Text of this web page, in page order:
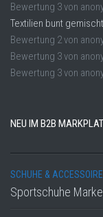
Bewertung 3von
Textilien bunt gemischt
Bewertung 2von
Bewertung 3von
Bewertung 3von
NEU IM B2B
SCHUHE &
Sportschuhe